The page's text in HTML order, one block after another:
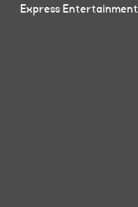
Express Entertainment